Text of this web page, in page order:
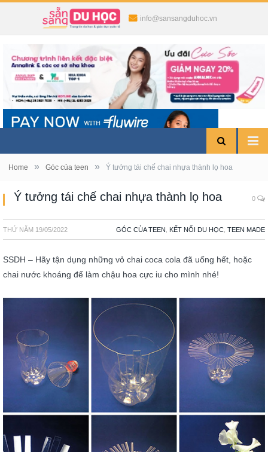
info@sansangduhoc.vn
Home » Góc của teen » Ý tưởng tái chế chai nhựa thành lọ hoa
Ý tưởng tái chế chai nhựa thành lọ hoa 0
THỨ NĂM 19/05/2022 GÓC CỦA TEEN KẾT NỐI DU HỌC TEEN MADE
SSDH – Hãy tận dụng những vỏ chai coca cola đã uống hết, hoặc
chai nước khoáng để làm chậu hoa cực iu cho mình nhé!